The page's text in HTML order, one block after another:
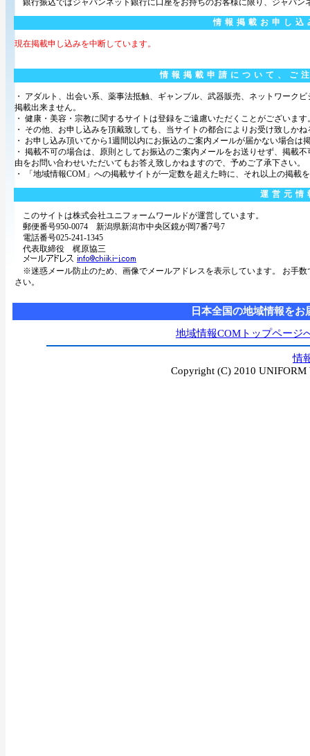
銀行振込ではジャパンネット銀行に口座をお持ちのお客様に限り、ジャパン
情報掲載お申し込
現在掲載申し込みを中断しています。
情報掲載申請について、ご
・ アダルト、出会い系、薬事法抵触、ギャンブル、武器販売、ネットワーク
掲載出来ません。
・ 健康・美容・宗教に関するサイトは登録をご遠慮いただくことがございます
・ その他、お申し込みを頂戴致しても、当サイトの都合によりお受け致しか
・ お申し込み頂いてから1週間以内にお振込のご案内メールが届かない場合は
・ 掲載不可の場合は、原則としてお振込のご案内メールをお送りせず、掲載
由をお問い合わせいただいてもお答え致しかねますので、予めご了承下さい。
・ 「地域情報COM」への掲載サイトが一定数を超えた時に、それ以上の掲載
運営元情
このサイトは株式会社ユニフォームワールドが運営しています。
郵便番号950-0074 新潟県新潟市中央区鏡が岡7番7号7
電話番号025-241-1345
代表取締役 梶原協三
※迷惑メール防止のため、画像でメールアドレスを表示しています。 お手
さい。
日本全国の地域情報をお
地域情報COMトップページ
情
Copyright (C) 2010